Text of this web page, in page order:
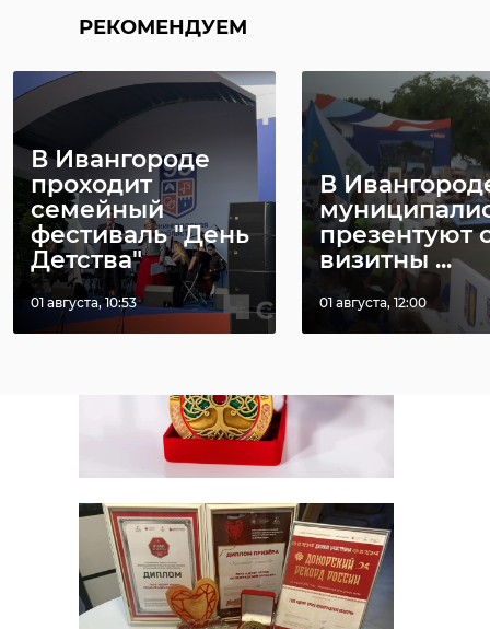
РЕКОМЕНДУЕМ
В Ивангороде
проходит
семейный
фестиваль "День
Детства"
01 августа, 10:53
В
презентуют
визитны ...
01 августа, 12:00